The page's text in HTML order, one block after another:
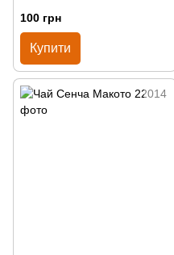
100 грн
Купити